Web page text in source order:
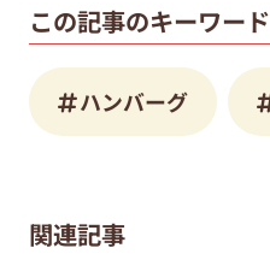
この記事のキーワード
ハンバーグ
関連記事